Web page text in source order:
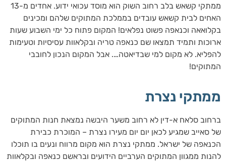
ממתקי קשאש בלב רחוב השוק הוא מוסד עכואי ידוע. אחדים מ-13
האחים לבית קשאש עובדים בממלכת המתוקים שלהם ומכינים
בקלואאה וכנאפה פשוט נפלאים! המקום פתוח כל ימי השבוע שעות
ארוכות ותמיד תמצאו שם כנאפה טריה ובקלאוות עסיסיות וטעימות
להפליא. לא מקום למי שבדיאטה…. אבל המקום הנכון לחובבי
המתוקים!
ממתקי נצרת
ברחוב סלאח א-דין לא רחוב משער היבשה נמצאת חנות המתוקים
של סאייב שמגיע לכאן יום יום מעירו נצרת – המוכרת כבירת
הכנאפה של ישראל. ממתקי נצרת הוא מקום מרווח ונעים בו תוכלו
להנות ממגוון המתוקים הערביים הידועים ובראשם כנאפה ובקלאוות